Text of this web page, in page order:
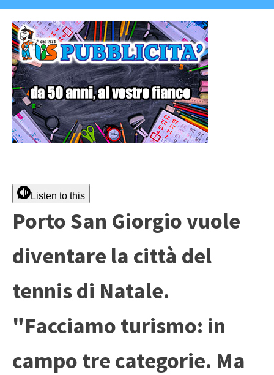
Listen to this
Porto San Giorgio vuole
diventare la città del
tennis di Natale.
"Facciamo turismo: in
campo tre categorie. Ma